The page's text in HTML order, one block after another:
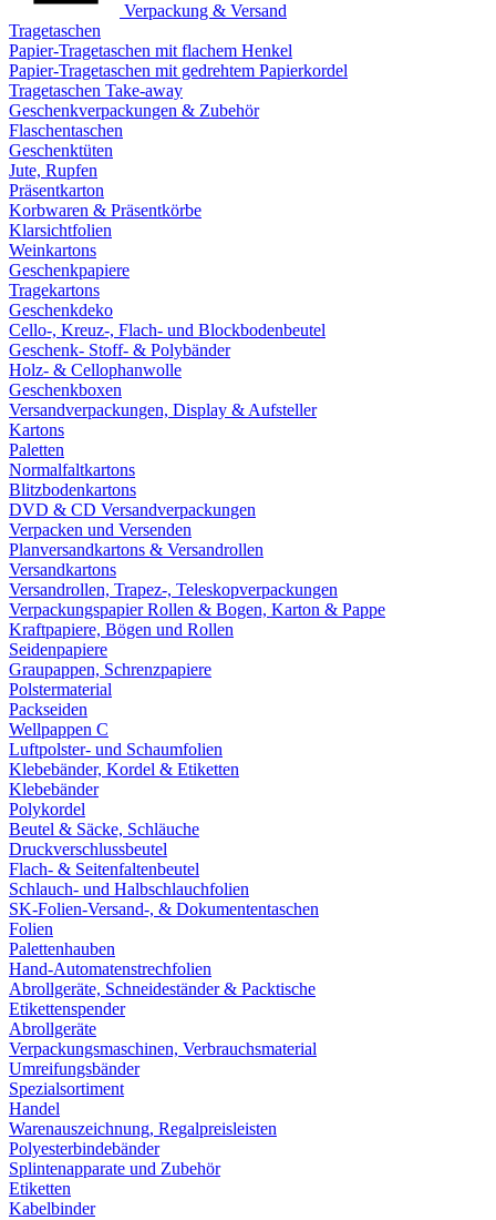
Verpackung & Versand
Tragetaschen
Papier-Tragetaschen mit flachem Henkel
Papier-Tragetaschen mit gedrehtem Papierkordel
Tragetaschen Take-away
Geschenkverpackungen & Zubehör
Flaschentaschen
Geschenktüten
Jute, Rupfen
Präsentkarton
Korbwaren & Präsentkörbe
Klarsichtfolien
Weinkartons
Geschenkpapiere
Tragekartons
Geschenkdeko
Cello-, Kreuz-, Flach- und Blockbodenbeutel
Geschenk- Stoff- & Polybänder
Holz- & Cellophanwolle
Geschenkboxen
Versandverpackungen, Display & Aufsteller
Kartons
Paletten
Normalfaltkartons
Blitzbodenkartons
DVD & CD Versandverpackungen
Verpacken und Versenden
Planversandkartons & Versandrollen
Versandkartons
Versandrollen, Trapez-, Teleskopverpackungen
Verpackungspapier Rollen & Bogen, Karton & Pappe
Kraftpapiere, Bögen und Rollen
Seidenpapiere
Graupappen, Schrenzpapiere
Polstermaterial
Packseiden
Wellpappen C
Luftpolster- und Schaumfolien
Klebebänder, Kordel & Etiketten
Klebebänder
Polykordel
Beutel & Säcke, Schläuche
Druckverschlussbeutel
Flach- & Seitenfaltenbeutel
Schlauch- und Halbschlauchfolien
SK-Folien-Versand-, & Dokumententaschen
Folien
Palettenhauben
Hand-Automatenstrechfolien
Abrollgeräte, Schneideständer & Packtische
Etikettenspender
Abrollgeräte
Verpackungsmaschinen, Verbrauchsmaterial
Umreifungsbänder
Spezialsortiment
Handel
Warenauszeichnung, Regalpreisleisten
Polyesterbindebänder
Splintenapparate und Zubehör
Etiketten
Kabelbinder